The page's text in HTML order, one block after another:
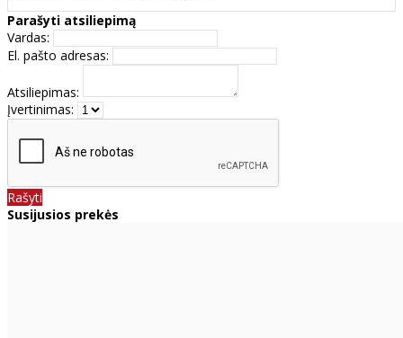
Parašyti atsiliepimą
Vardas:
El. pašto adresas:
Atsiliepimas:
Įvertinimas:
Rašyti
Susijusios prekės